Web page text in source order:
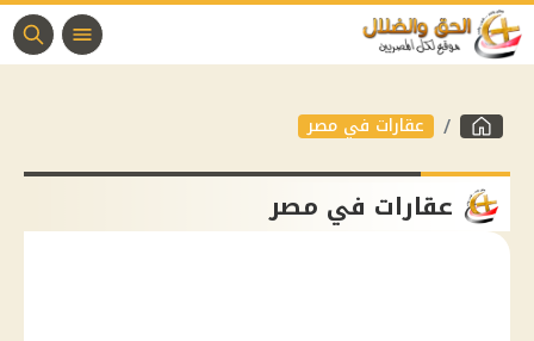
عقارات في مصر
عقارات في مصر